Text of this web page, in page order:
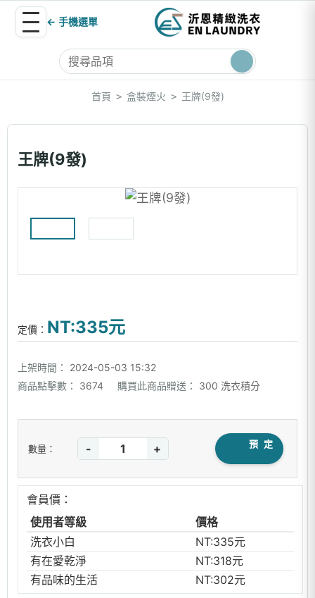
← 手機選單
首頁 > 盒裝煙火 > 王牌(9發)
王牌(9發)
定價： NT:335元
上架時間：
2024-05-03 15:32
商品點擊數：
3674 購買此商品贈送： 300 洗衣積分
數量： - + 預 定
會員價：
使用者等級
價格
洗衣小白
NT:335元
有在愛乾淨
NT:318元
有品味的生活
NT:302元